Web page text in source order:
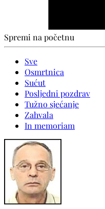
Spremi na početnu
Sve
Osmrtnica
Sućut
Posljedni pozdrav
Tužno sjećanje
Zahvala
In memoriam